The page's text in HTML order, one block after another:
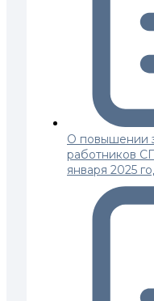
О повышении
работников
января 2025